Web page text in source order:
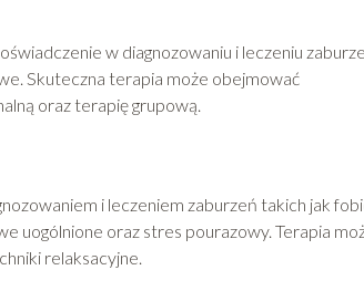
w diagnozowaniu i leczeniu
Skuteczna terapia może obejmować
oraz terapię grupową.
i leczeniem zaburzeń takich jak
uogólnione oraz stres pourazowy. Terapia
relaksacyjne.